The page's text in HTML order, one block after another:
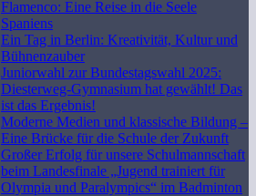
Flamenco: Eine Reise in die Seele
Spaniens
Ein Tag in Berlin: Kreativität, Kultur und
Bühnenzauber
Juniorwahl zur Bundestagswahl 2025:
Diesterweg-Gymnasium hat gewählt! Das
ist das Ergebnis!
Moderne Medien und klassische Bildung –
Eine Brücke für die Schule der Zukunft
Großer Erfolg für unsere Schulmannschaft
beim Landesfinale „Jugend trainiert für
Olympia und Paralympics“ im Badminton